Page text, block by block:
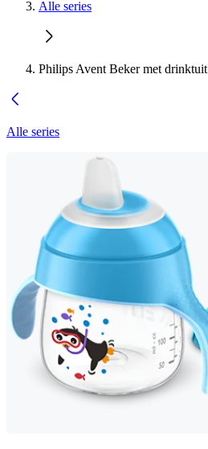
Alle series
Philips Avent Beker met drinktuit
Alle series